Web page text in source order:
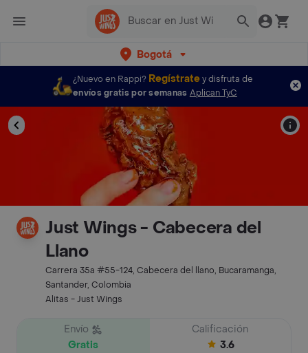
Bogotá
¿Nuevo en Rappi? Regístratey disfruta de
envíos gratis por semanas Aplican TyC
Just Wings - Cabecera del
Llano
Carrera 35a #55-124, Cabecera del llano, Bucaramanga,
Santander, Colombia
Alitas - Just Wings
Envío
Gratis
Calificación
3.6